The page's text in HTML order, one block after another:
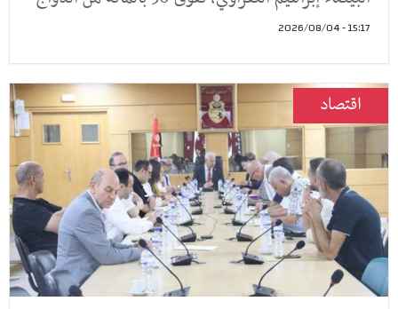
15:17 - 2026/08/04
اقتصاد